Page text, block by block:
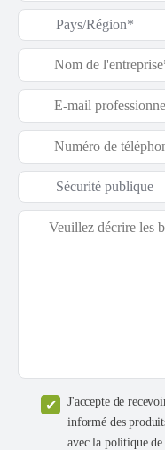
J'accepte de
informé des
avec la politique